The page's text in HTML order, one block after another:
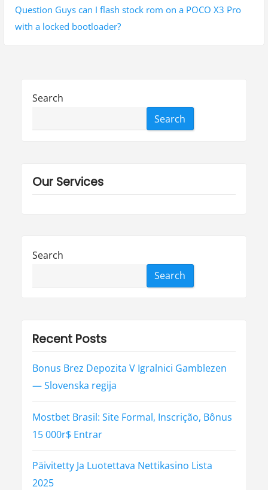
o
u
e
x
Question Guys can I flash stock rom on a POCO X3 Pro
with a locked bootloader?
Search
Search
Our Services
Search
Search
Recent Posts
Bonus Brez Depozita V Igralnici Gamblezen
— Slovenska regija
Mostbet Brasil: Site Formal, Inscrição, Bônus
15 000r$ Entrar
Päivitetty Ja Luotettava Nettikasino Lista
2025